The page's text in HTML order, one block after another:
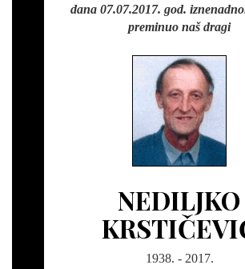
dana 07.07.2017. god.
preminuo naš dragi
NEDILJKO
1938. - 2017.